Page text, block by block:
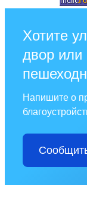
Хотите
двор или
Напишите о